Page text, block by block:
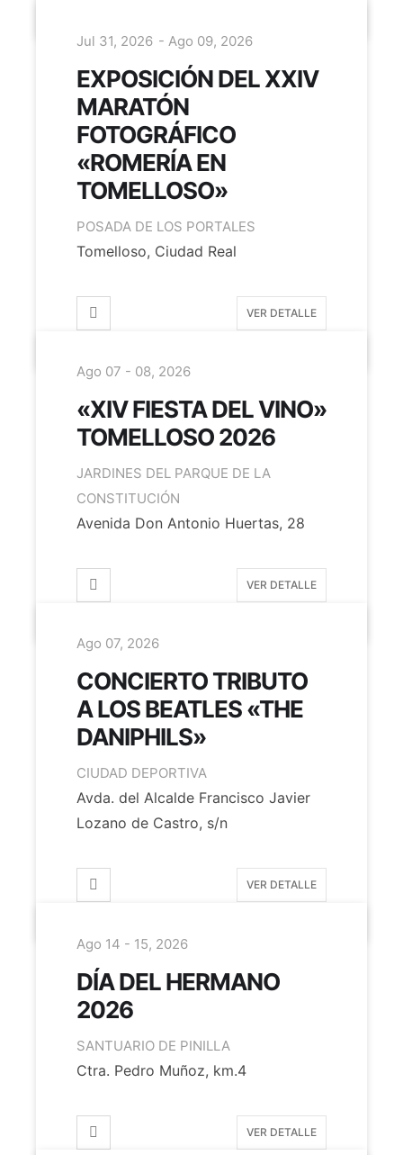
Jul 31, 2026 - Ago 09, 2026
EXPOSICIÓN DEL XXIV
MARATÓN
FOTOGRÁFICO
«ROMERÍA EN
TOMELLOSO»
POSADA DE LOS PORTALES
Tomelloso, Ciudad Real
VER DETALLE
Ago 07 - 08, 2026
«XIV FIESTA DEL VINO»
TOMELLOSO 2026
JARDINES DEL PARQUE DE LA
CONSTITUCIÓN
Avenida Don Antonio Huertas, 28
VER DETALLE
Ago 07, 2026
CONCIERTO TRIBUTO
A LOS BEATLES «THE
DANIPHILS»
CIUDAD DEPORTIVA
Avda. del Alcalde Francisco Javier
Lozano de Castro, s/n
VER DETALLE
Ago 14 - 15, 2026
DÍA DEL HERMANO
2026
SANTUARIO DE PINILLA
Ctra. Pedro Muñoz, km.4
VER DETALLE